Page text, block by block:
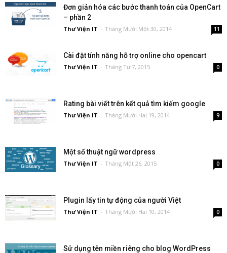
Đơn giản hóa các bước thanh toán của OpenCart
– phần 2
Thư Viện IT - Tháng Mười Một 30, 2014 11
Cài đặt tính năng hỗ trợ online cho opencart
Thư Viện IT - Tháng Tư 7, 2015 0
Rating bài viết trên kết quả tìm kiếm google
Thư Viện IT - Tháng Mười Hai 19, 2014 9
Một số thuật ngữ wordpress
Thư Viện IT - Tháng Một 26, 2015 0
Plugin lấy tin tự động của người Việt
Thư Viện IT - Tháng Mười Hai 10, 2014 0
Sử dụng tên miền riêng cho blog WordPress